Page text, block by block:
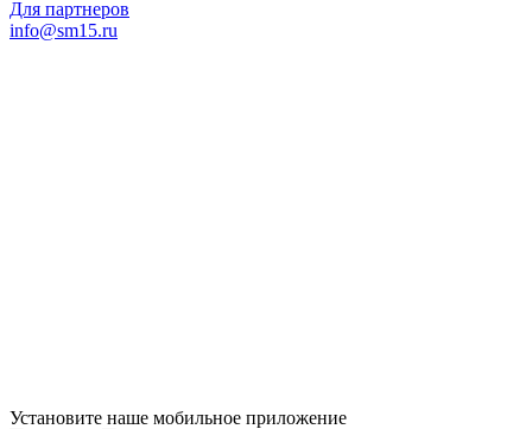
Для партнеров
info@sm15.ru
Установите наше мобильное приложение